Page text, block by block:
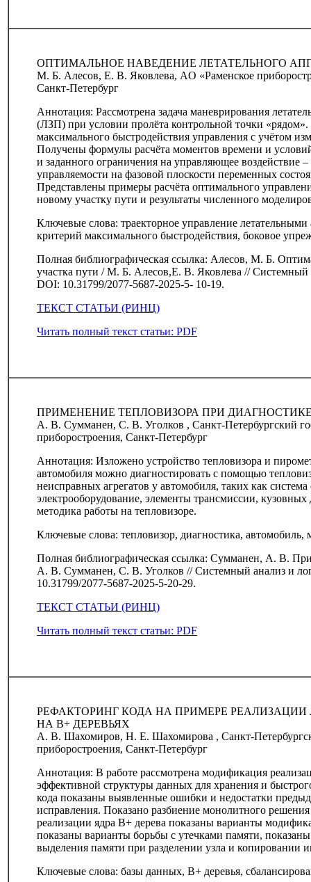
ОПТИМАЛЬНОЕ НАВЕДЕНИЕ ЛЕТАТЕЛЬНОГО
М. Б. Алесов, Е. В. Яковлева, AO «Раменское
Санкт-Петербург
Аннотация: Рассмотрена задача маневрирования
(ЛЗП) при условии пролёта контрольной точки
максимального быстродействия управления с учётом
Получены формулы расчёта моментов времени и
и заданного ограничения на управляющее воздействие
управляемости на фазовой плоскости переменных
Представлены примеры расчёта оптимального
новому участку пути и результаты численного
Ключевые слова: траекторное управление
критерий максимального быстродействия, боковое
Полная библиографическая ссылка: Алесов, М. Б.
участка пути / М. Б. Алесов,Е. В. Яковлева // Системный
DOI: 10.31799/2077-5687-2025-5- 10-19.
ТЕКСТ СТАТЬИ (РИНЦ)
Читать полный текст статьи: PDF
ПРИМЕНЕНИЕ ТЕПЛОВИЗОРА ПРИ
А. В. Сумманен, С. В. Уголков , Санкт-Петербургский
приборостроения, Санкт-Петербург
Аннотация: Изложено устройство тепловизора и
автомобиля можно диагностировать с помощью
неисправных агрегатов у автомобиля, таких как
электрооборудование, элементы трансмиссии,
методика работы на тепловизоре.
Ключевые слова: тепловизор, диагностика, автомобиль,
Полная библиографическая ссылка: Сумманен, А. В.
А. В. Сумманен, С. В. Уголков // Системный анализ и
10.31799/2077-5687-2025-5-20-29.
ТЕКСТ СТАТЬИ (РИНЦ)
Читать полный текст статьи: PDF
РЕФАКТОРИНГ КОДА НА ПРИМЕРЕ
НА B+ ДЕРЕВЬЯХ
А. В. Шахомиров, Н. Е. Шахомирова , Санкт-
приборостроения, Санкт-Петербург
Аннотация: В работе рассмотрена модификация
эффективной структуры данных для хранения и
кода показаны выявленные ошибки и недостатки
исправления. Показано разбиение монолитного
реализации ядра В+ дерева показаны варианты
показаны варианты борьбы с утечками памяти,
выделения памяти при разделении узла и копировании
Ключевые слова: базы данных, B+ деревья,